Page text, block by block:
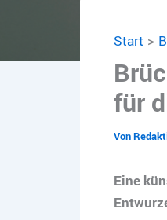
Start
für
Von
Eine